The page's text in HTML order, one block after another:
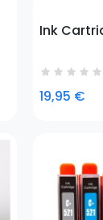
last-
Ink
19,95 €